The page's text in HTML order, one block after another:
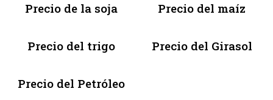
Precio de la soja Precio del maíz
Precio del trigo Precio del Girasol
Precio del Petróleo